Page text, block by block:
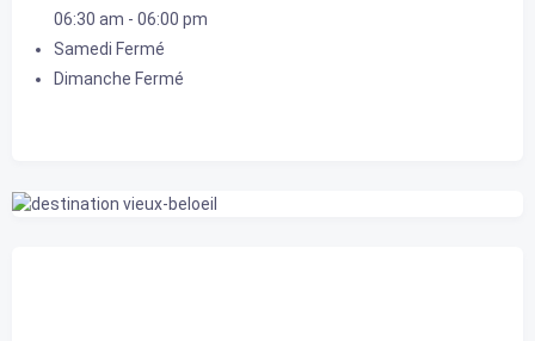
06:30 am - 06:00 pm
Samedi Fermé
Dimanche Fermé